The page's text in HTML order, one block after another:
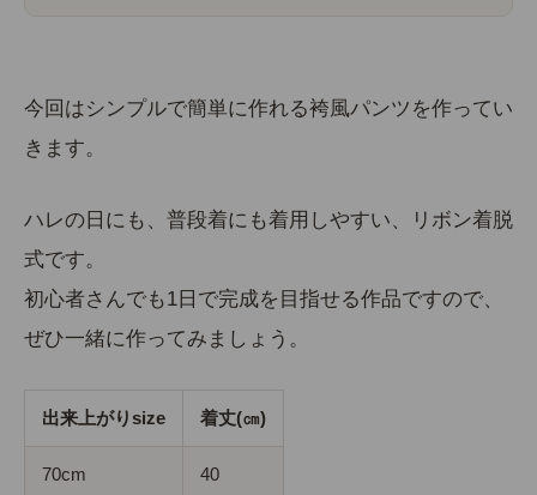
今回はシンプルで簡単に作れる袴風パンツを作ってい
きます。
ハレの日にも、普段着にも着用しやすい、リボン着脱
式です。
初心者さんでも1日で完成を目指せる作品ですので、
ぜひ一緒に作ってみましょう。
出来上がりsize 着丈(㎝)
70cm 40